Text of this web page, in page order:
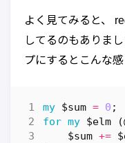
よく見てみると、
してるのもありま
プにするとこんな感
my $sum = 0 ;
for my $elm (
$sum +=